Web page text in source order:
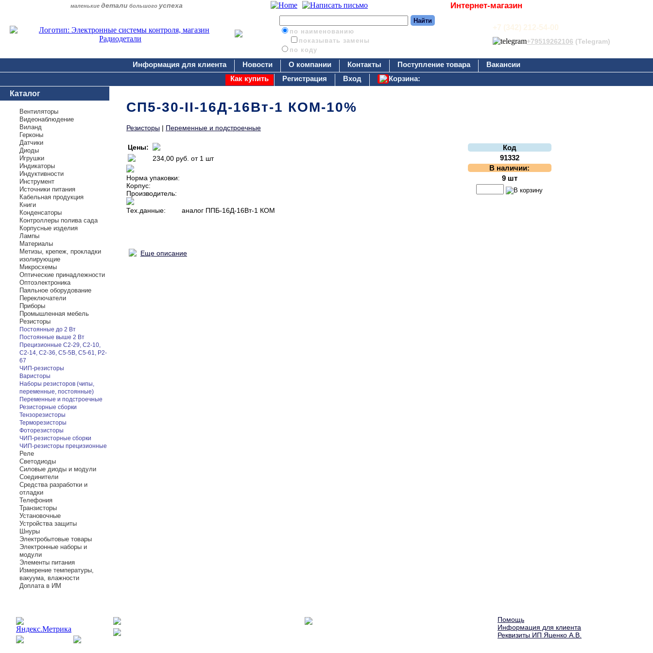
маленькие детали большого успеха Интернет-магазин
по наименованию
показывать замены
по коду
+7 (342) 212-54-00
+79519262106 (Telegram)
Информация для клиента Новости О компании Контакты Поступление товара
Вакансии
Как купить
Регистрация Вход
Корзина:
Каталог
Вентиляторы
Видеонаблюдение
Виланд
Герконы
Датчики
Диоды
Игрушки
Индикаторы
Индуктивности
Инструмент
Источники питания
Кабельная продукция
Книги
Конденсаторы
Контроллеры полива сада
Корпусные изделия
Лампы
Материалы
Метизы, крепеж, прокладки
изолирующие
Микросхемы
Оптические принадлежности
Оптоэлектроника
Паяльное оборудование
Переключатели
Приборы
Промышленная мебель
Резисторы
Постоянные до 2 Вт
Постоянные выше 2 Вт
Прецизионные С2-29, С2-10,
С2-14, С2-36, С5-5В, С5-61, Р2-
67
ЧИП-резисторы
Варисторы
Наборы резисторов (чипы,
переменные, постоянные)
Переменные и подстроечные
Резисторные сборки
Тензорезисторы
Терморезисторы
Фоторезисторы
ЧИП-резисторные сборки
ЧИП-резисторы прецизионные
Реле
Светодиоды
Силовые диоды и модули
Соединители
Средства разработки и
отладки
Телефония
Транзисторы
Установочные
Устройства защиты
Шнуры
Электробытовые товары
Электронные наборы и
модули
Элементы питания
Измерение температуры,
вакуума, влажности
Доплата в ИМ
СП5-30-II-16Д-16Вт-1 КОМ-10%
Резисторы | Переменные и подстроечные
Цены:
234,00 руб. от 1 шт
Норма упаковки:
Корпус:
Производитель:
Тех.данные: аналог ППБ-16Д-16Вт-1 КОМ
Код
91332
В наличии:
9 шт
Еще описание
Помощь
Информация для клиента
Реквизиты ИП Яценко А.В.